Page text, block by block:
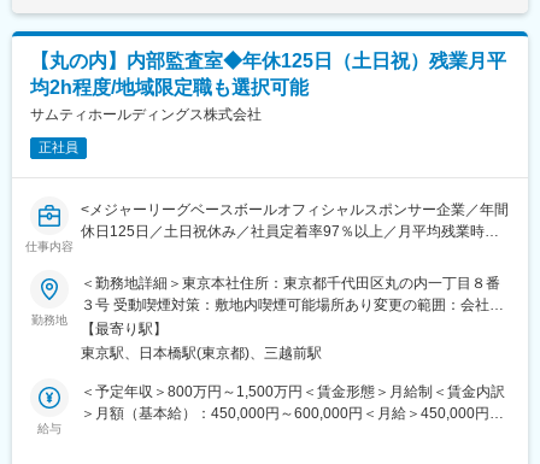
以下の業務を、現認担当から引き継ぎながら担当を頂きます。中
長期的には責任者としての役割を期待しています。
・契約書に関する精査業務
・その他企業法務関連業務
※現任担当や教育担当等から教育を致しますのでご安心ください！
※ご経験に応じては他業務のサポートをお願いする場合もございま
■働き方：
・土日祝休
・年休125日
・転居を伴う転勤はなし
＜東証プライム上場の総合ディベロッパー／多角的な事業展開で
安定性◎＞
下する可能性があります。月給(月額)は固定手当を含めた表記で
す。
【丸の内】内部監査室◆年休125日（土日祝）残業月平
均2h程度/地域限定職も選択可能
サムティホールディングス株式会社
正社員
仕事内容
<メジャーリーグベースボールオフィシャルスポンサー企業／年間
休日125日／土日祝休み／社員定着率97％以上／月平均残業時間
■仕事内容：
サムティグループ各社の内部監査をお願いします。
監査役の補助業務についてもお願いすることがあります。
・個別内部監査計画書作成、予備調査
・拠点往査、関係者へのインタビュー
勤務地
＜勤務地詳細＞東京本社住所：東京都千代田区丸の内一丁目８番
３号 受動喫煙対策：敷地内喫煙可能場所あり変更の範囲：会社の
定める事業所
【最寄り駅】
東京駅、日本橋駅(東京都)、三越前駅
給与
＜予定年収＞800万円～1,500万円＜賃金形態＞月給制＜賃金内訳
＞月額（基本給）：450,000円～600,000円＜月給＞450,000円～